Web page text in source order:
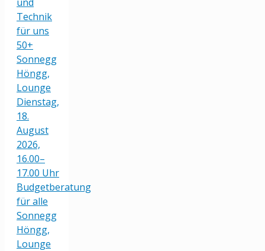
Technik
für uns
50+
Sonnegg
Höngg,
Lounge
Dienstag,
18.
August
2026,
16.00–
17.00 Uhr
Budgetberatung
für alle
Sonnegg
Höngg,
Lounge